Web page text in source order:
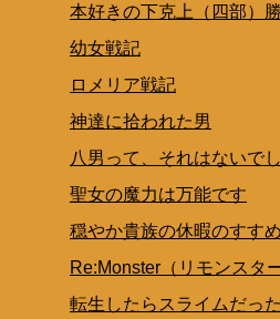
本好きの下克上（四部）
幼女戦記
ロメリア戦記
神達に拾われた男
八男って、それはないで
聖女の魔力は万能です
穏やか貴族の休暇のすすめ
Re:Monster（リモンスター
転生したらスライムだっ